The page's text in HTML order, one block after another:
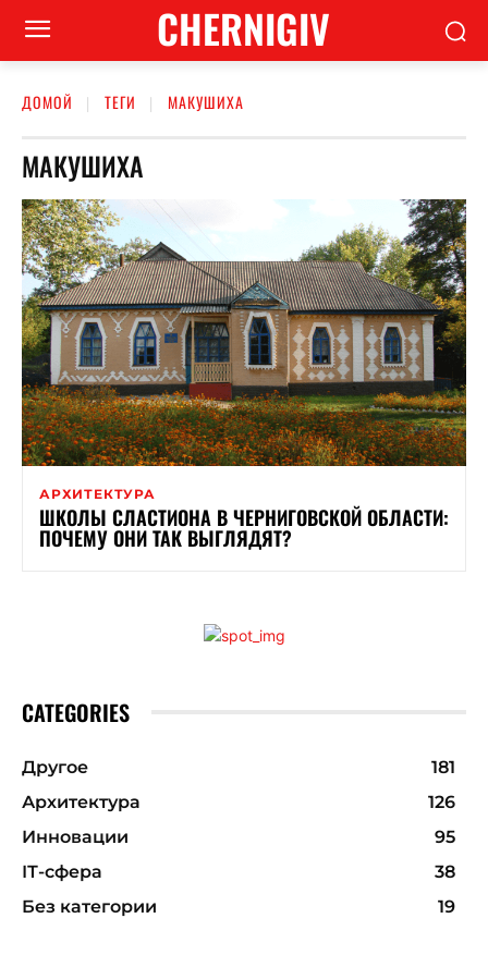
CHERNIGIV
ДОМОЙ ТЕГИ МАКУШИХА
МАКУШИХА
АРХИТЕКТУРА
ШКОЛЫ СЛАСТИОНА В ЧЕРНИГОВСКОЙ ОБЛАСТИ:
ПОЧЕМУ ОНИ ТАК ВЫГЛЯДЯТ?
CATEGORIES
Другое
181
Архитектура
126
Инновации
95
ІТ-сфера
38
Без категории
19